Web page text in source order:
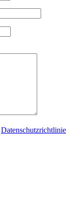
Datenschutzrichtlinie